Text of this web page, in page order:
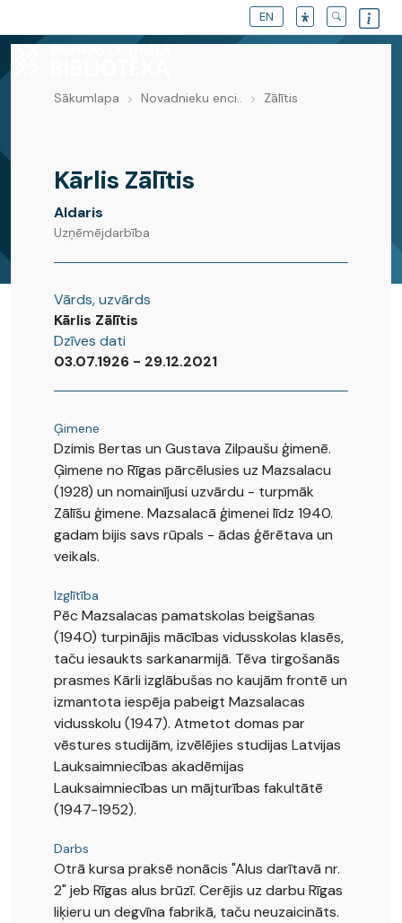
EN
Novadnieku enciklopēdija
Sākumlapa Novadnieku enci.. Zālītis
Kārlis Zālītis
Aldaris
Uzņēmējdarbība
Vārds, uzvārds
Kārlis Zālītis
Dzīves dati
03.07.1926 - 29.12.2021
Ģimene
Dzimis Bertas un Gustava Zilpaušu ģimenē.
Ģimene no Rīgas pārcēlusies uz Mazsalacu
(1928) un nomainījusi uzvārdu - turpmāk
Zālīšu ģimene. Mazsalacā ģimenei līdz 1940.
gadam bijis savs rūpals - ādas ģērētava un
veikals.
Izglītība
Pēc Mazsalacas pamatskolas beigšanas
(1940) turpinājis mācības vidusskolas klasēs,
taču iesaukts sarkanarmijā. Tēva tirgošanās
prasmes Kārli izglābušas no kaujām frontē un
izmantota iespēja pabeigt Mazsalacas
vidusskolu (1947). Atmetot domas par
vēstures studijām, izvēlējies studijas Latvijas
Lauksaimniecības akadēmijas
Lauksaimniecības un mājturības fakultātē
(1947-1952).
Darbs
Otrā kursa praksē nonācis "Alus darītavā nr.
2" jeb Rīgas alus brūzī. Cerējis uz darbu Rīgas
liķieru un degvīna fabrikā, taču neuzaicināts.